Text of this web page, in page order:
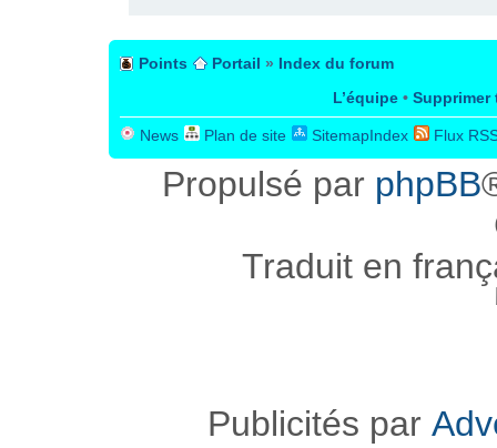
Points Portail » Index du forum
L’équipe • Supprimer
News Plan de site SitemapIndex Flux
Propulsé par phpBB
Traduit en
Publicités par